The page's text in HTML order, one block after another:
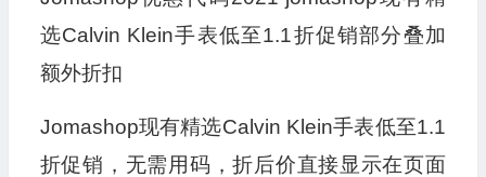
选Calvin Klein手表低至1.1折促销部分叠加
额外折扣
Jomashop现有精选Calvin Klein手表低至1.1
折促销，无需用码，折后价直接显示在页面